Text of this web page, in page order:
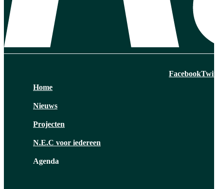
Home
Nieuws
Projecten
N.E.C voor iedereen
Agenda
Facebook